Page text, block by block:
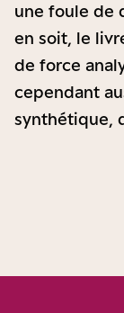
une foule de
en soit, le
de force
cependant
synthétique,